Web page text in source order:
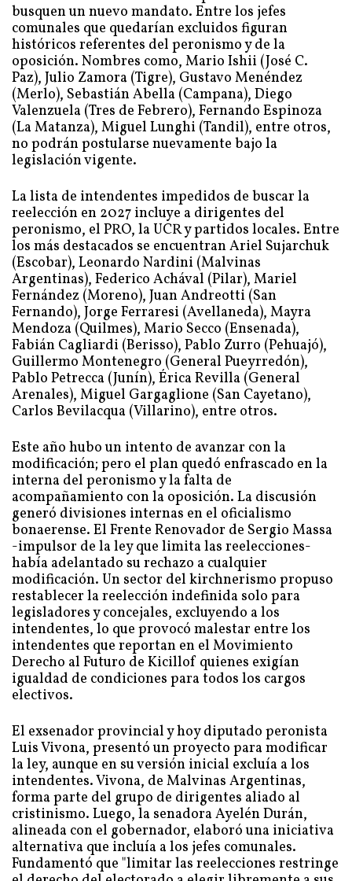
busquen un nuevo mandato. Entre los jefes
comunales que quedarían excluidos figuran
históricos referentes del peronismo y de la
oposición. Nombres como, Mario Ishii (José C.
Paz), Julio Zamora (Tigre), Gustavo Menéndez
(Merlo), Sebastián Abella (Campana), Diego
Valenzuela (Tres de Febrero), Fernando Espinoza
(La Matanza), Miguel Lunghi (Tandil), entre otros,
no podrán postularse nuevamente bajo la
legislación vigente.
La lista de intendentes impedidos de buscar la
reelección en 2027 incluye a dirigentes del
peronismo, el PRO, la UCR y partidos locales. Entre
los más destacados se encuentran Ariel Sujarchuk
(Escobar), Leonardo Nardini (Malvinas
Argentinas), Federico Achával (Pilar), Mariel
Fernández (Moreno), Juan Andreotti (San
Fernando), Jorge Ferraresi (Avellaneda), Mayra
Mendoza (Quilmes), Mario Secco (Ensenada),
Fabián Cagliardi (Berisso), Pablo Zurro (Pehuajó),
Guillermo Montenegro (General Pueyrredón),
Pablo Petrecca (Junín), Érica Revilla (General
Arenales), Miguel Gargaglione (San Cayetano),
Carlos Bevilacqua (Villarino), entre otros.
Este año hubo un intento de avanzar con la
modificación; pero el plan quedó enfrascado en la
interna del peronismo y la falta de
acompañamiento con la oposición. La discusión
generó divisiones internas en el oficialismo
bonaerense. El Frente Renovador de Sergio Massa
-impulsor de la ley que limita las reelecciones-
había adelantado su rechazo a cualquier
modificación. Un sector del kirchnerismo propuso
restablecer la reelección indefinida solo para
legisladores y concejales, excluyendo a los
intendentes, lo que provocó malestar entre los
intendentes que reportan en el Movimiento
Derecho al Futuro de Kicillof quienes exigían
igualdad de condiciones para todos los cargos
electivos.
El exsenador provincial y hoy diputado peronista
Luis Vivona, presentó un proyecto para modificar
la ley, aunque en su versión inicial excluía a los
intendentes. Vivona, de Malvinas Argentinas,
forma parte del grupo de dirigentes aliado al
cristinismo. Luego, la senadora Ayelén Durán,
alineada con el gobernador, elaboró una iniciativa
alternativa que incluía a los jefes comunales.
Fundamentó que "limitar las reelecciones restringe